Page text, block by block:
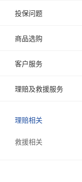
投保问题
商品选购
客户服务
理赔及救援服务
理赔相关
救援相关